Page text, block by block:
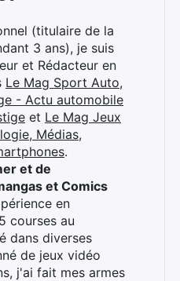
(titulaire de la
3 ans), je suis
et Rédacteur en
Le Mag Sport Auto,
- Actu automobile
et Le Mag Jeux
Médias,
.
et de
et Comics
en
courses au
dans diverses
de jeux vidéo
j'ai fait mes armes